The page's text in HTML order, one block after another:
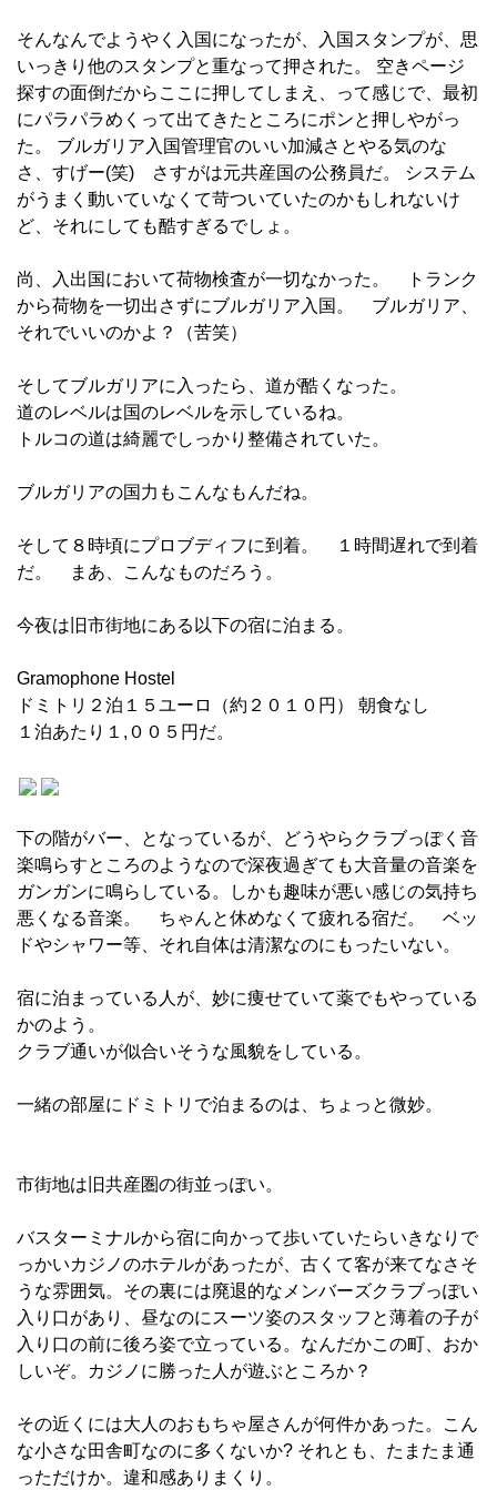
そんなんでようやく入国になったが、入国スタンプが、思
いっきり他のスタンプと重なって押された。 空きページ
探すの面倒だからここに押してしまえ、って感じで、最初
にパラパラめくって出てきたところにポンと押しやがっ
た。 ブルガリア入国管理官のいい加減さとやる気のな
さ、すげー(笑) さすがは元共産国の公務員だ。 システム
がうまく動いていなくて苛ついていたのかもしれないけ
ど、それにしても酷すぎるでしょ。
尚、入出国において荷物検査が一切なかった。 トランク
から荷物を一切出さずにブルガリア入国。 ブルガリア、
それでいいのかよ？（苦笑）
そしてブルガリアに入ったら、道が酷くなった。
道のレベルは国のレベルを示しているね。
トルコの道は綺麗でしっかり整備されていた。
ブルガリアの国力もこんなもんだね。
そして８時頃にプロブディフに到着。 １時間遅れで到着
だ。 まあ、こんなものだろう。
今夜は旧市街地にある以下の宿に泊まる。
Gramophone Hostel
ドミトリ２泊１５ユーロ（約２０１０円） 朝食なし
１泊あたり１,００５円だ。
下の階がバー、となっているが、どうやらクラブっぽく音
楽鳴らすところのようなので深夜過ぎても大音量の音楽を
ガンガンに鳴らしている。しかも趣味が悪い感じの気持ち
悪くなる音楽。 ちゃんと休めなくて疲れる宿だ。 ベッ
ドやシャワー等、それ自体は清潔なのにもったいない。
宿に泊まっている人が、妙に痩せていて薬でもやっている
かのよう。
クラブ通いが似合いそうな風貌をしている。
一緒の部屋にドミトリで泊まるのは、ちょっと微妙。
市街地は旧共産圏の街並っぽい。
バスターミナルから宿に向かって歩いていたらいきなりで
っかいカジノのホテルがあったが、古くて客が来てなさそ
うな雰囲気。その裏には廃退的なメンバーズクラブっぽい
入り口があり、昼なのにスーツ姿のスタッフと薄着の子が
入り口の前に後ろ姿で立っている。なんだかこの町、おか
しいぞ。カジノに勝った人が遊ぶところか？
その近くには大人のおもちゃ屋さんが何件かあった。こん
な小さな田舎町なのに多くないか? それとも、たまたま通
っただけか。違和感ありまくり。